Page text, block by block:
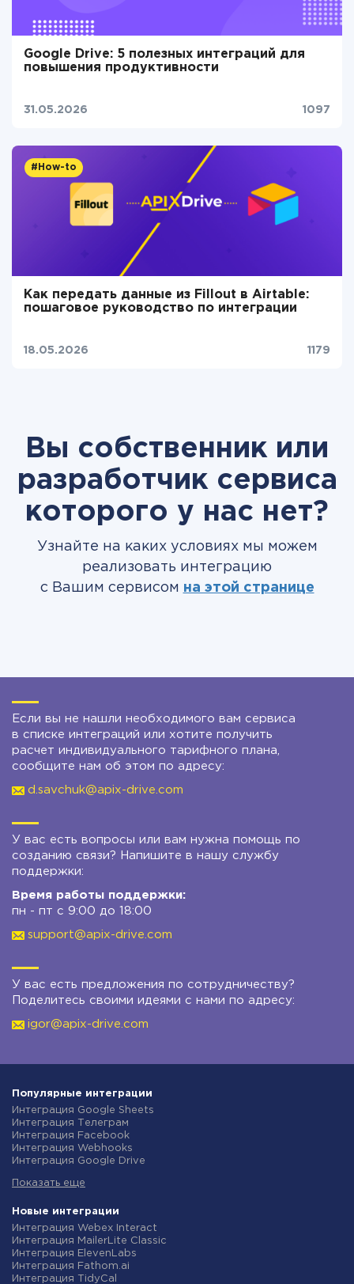
Google Drive: 5 полезных интеграций для
повышения продуктивности
31.05.2026 1097
#How-to
Как передать данные из Fillout в Airtable:
пошаговое руководство по интеграции
18.05.2026 1179
Вы собственник или
разработчик сервиса
которого у нас нет?
Узнайте на каких условиях мы можем
реализовать интеграцию
с Вашим сервисом на этой странице
Если вы не нашли необходимого вам сервиса
в списке интеграций или хотите получить
расчет индивидуального тарифного плана,
сообщите нам об этом по адресу:
d.savchuk@apix-drive.com
У вас есть вопросы или вам нужна помощь по
созданию связи? Напишите в нашу службу
поддержки:
Время работы поддержки:
пн - пт с 9:00 до 18:00
support@apix-drive.com
У вас есть предложения по сотрудничеству?
Поделитесь своими идеями с нами по адресу:
igor@apix-drive.com
Популярные интеграции
Интеграция Google Sheets
Интеграция Телеграм
Интеграция Facebook
Интеграция Webhooks
Интеграция Google Drive
Интеграция Gmail
Интеграция Новая Почта
Интеграция Binotel
Интеграция OpenAI (ChatGPT)
Интеграция Prom
Интеграция Приват24
Интеграция OLX
Показать еще
Новые интеграции
Интеграция Webex Interact
Интеграция MailerLite Classic
Интеграция ElevenLabs
Интеграция Fathom.ai
Интеграция TidyCal